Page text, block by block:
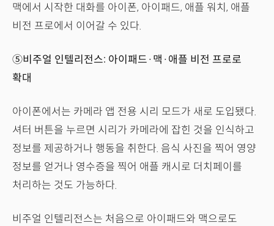
맥에서 시작한 대화를 아이폰, 아이패드, 애플 워치, 애플
비전 프로에서 이어갈 수 있다.
⑤비주얼 인텔리전스: 아이패드·맥·애플 비전 프로로
확대
아이폰에서는 카메라 앱 전용 시리 모드가 새로 도입됐다.
셔터 버튼을 누르면 시리가 카메라에 잡힌 것을 인식하고
정보를 제공하거나 행동을 취한다. 음식 사진을 찍어 영양
정보를 얻거나 영수증을 찍어 애플 캐시로 더치페이를
처리하는 것도 가능하다.
비주얼 인텔리전스는 처음으로 아이패드와 맥으로도